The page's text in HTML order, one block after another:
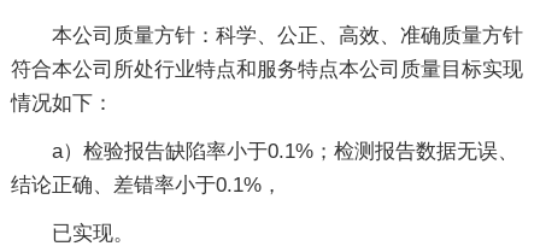
本公司质量方针：科学、公正、高效、准确质量方针
符合本公司所处行业特点和服务特点本公司质量目标实现
情况如下：
a）检验报告缺陷率小于0.1%；检测报告数据无误、
结论正确、差错率小于0.1%，
已实现。